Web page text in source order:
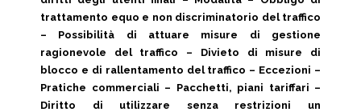
trattamento equo e non discriminatorio del traffico
– Possibilità di attuare misure di gestione
ragionevole del traffico – Divieto di misure di
blocco e di rallentamento del traffico – Eccezioni –
Pratiche commerciali – Pacchetti, piani tariffari –
Diritto di utilizzare senza restrizioni un